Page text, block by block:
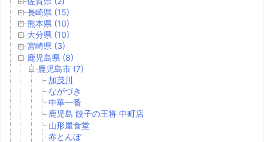
長崎県 (15)
熊本県 (10)
大分県 (10)
宮崎県 (3)
鹿児島県 (8)
鹿児島市 (7)
加茂川
ながづき
中華一番
鹿児島 餃子の王将 中町店
山形屋食堂
赤とんぼ